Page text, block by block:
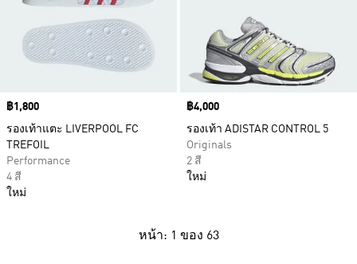
Price
฿1,800
รองเท้าแตะ LIVERPOOL FC
TREFOIL
Performance
4 สี
ใหม่
Price
฿4,000
รองเท้า ADISTAR CONTROL 5
Originals
2 สี
ใหม่
หน้า: 1 ของ 63